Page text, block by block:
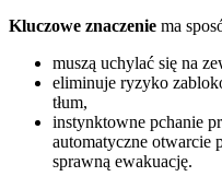
Kluczowe znaczenie ma
muszą uchylać się na
eliminuje ryzyko
tłum,
instynktowne pchanie
automatyczne otwarcie
sprawną ewakuację.